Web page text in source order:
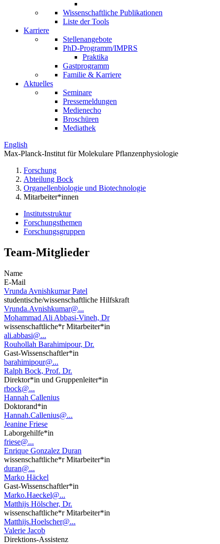
Wissenschaftliche Publikationen
Liste der Tools
Karriere
Stellenangebote
PhD-Programm/IMPRS
Praktika
Gastprogramm
Familie & Karriere
Aktuelles
Seminare
Pressemeldungen
Medienecho
Broschüren
Mediathek
English
Max-Planck-Institut für Molekulare Pflanzenphysiologie
Forschung
Abteilung Bock
Organellenbiologie und Biotechnologie
Mitarbeiter*innen
Institutsstruktur
Forschungsthemen
Forschungsgruppen
Team-Mitglieder
Name
E-Mail
Vrunda Avnishkumar Patel
studentische/wissenschaftliche Hilfskraft
Vrunda.Avnishkumar@...
Mohammad Ali Abbasi-Vineh, Dr
wissenschaftliche*r Mitarbeiter*in
ali.abbasi@...
Rouhollah Barahimipour, Dr.
Gast-Wissenschaftler*in
barahimipour@...
Ralph Bock, Prof. Dr.
Direktor*in und Gruppenleiter*in
rbock@...
Hannah Callenius
Doktorand*in
Hannah.Callenius@...
Jeanine Friese
Laborgehilfe*in
friese@...
Enrique Gonzalez Duran
wissenschaftliche*r Mitarbeiter*in
duran@...
Marko Häckel
Gast-Wissenschaftler*in
Marko.Haeckel@...
Matthijs Hölscher, Dr.
wissenschaftliche*r Mitarbeiter*in
Matthijs.Hoelscher@...
Valerie Jacob
Direktions-Assistenz